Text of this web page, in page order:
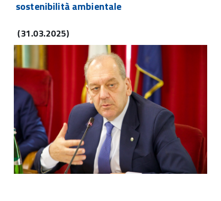
sostenibilità ambientale
(31.03.2025)